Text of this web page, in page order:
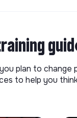
plan to
to help you